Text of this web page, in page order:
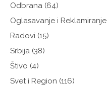
Odbrana (64)
Oglasavanje i Reklamiranje
Radovi (15)
Srbija (38)
Štivo (4)
Svet i Region (116)